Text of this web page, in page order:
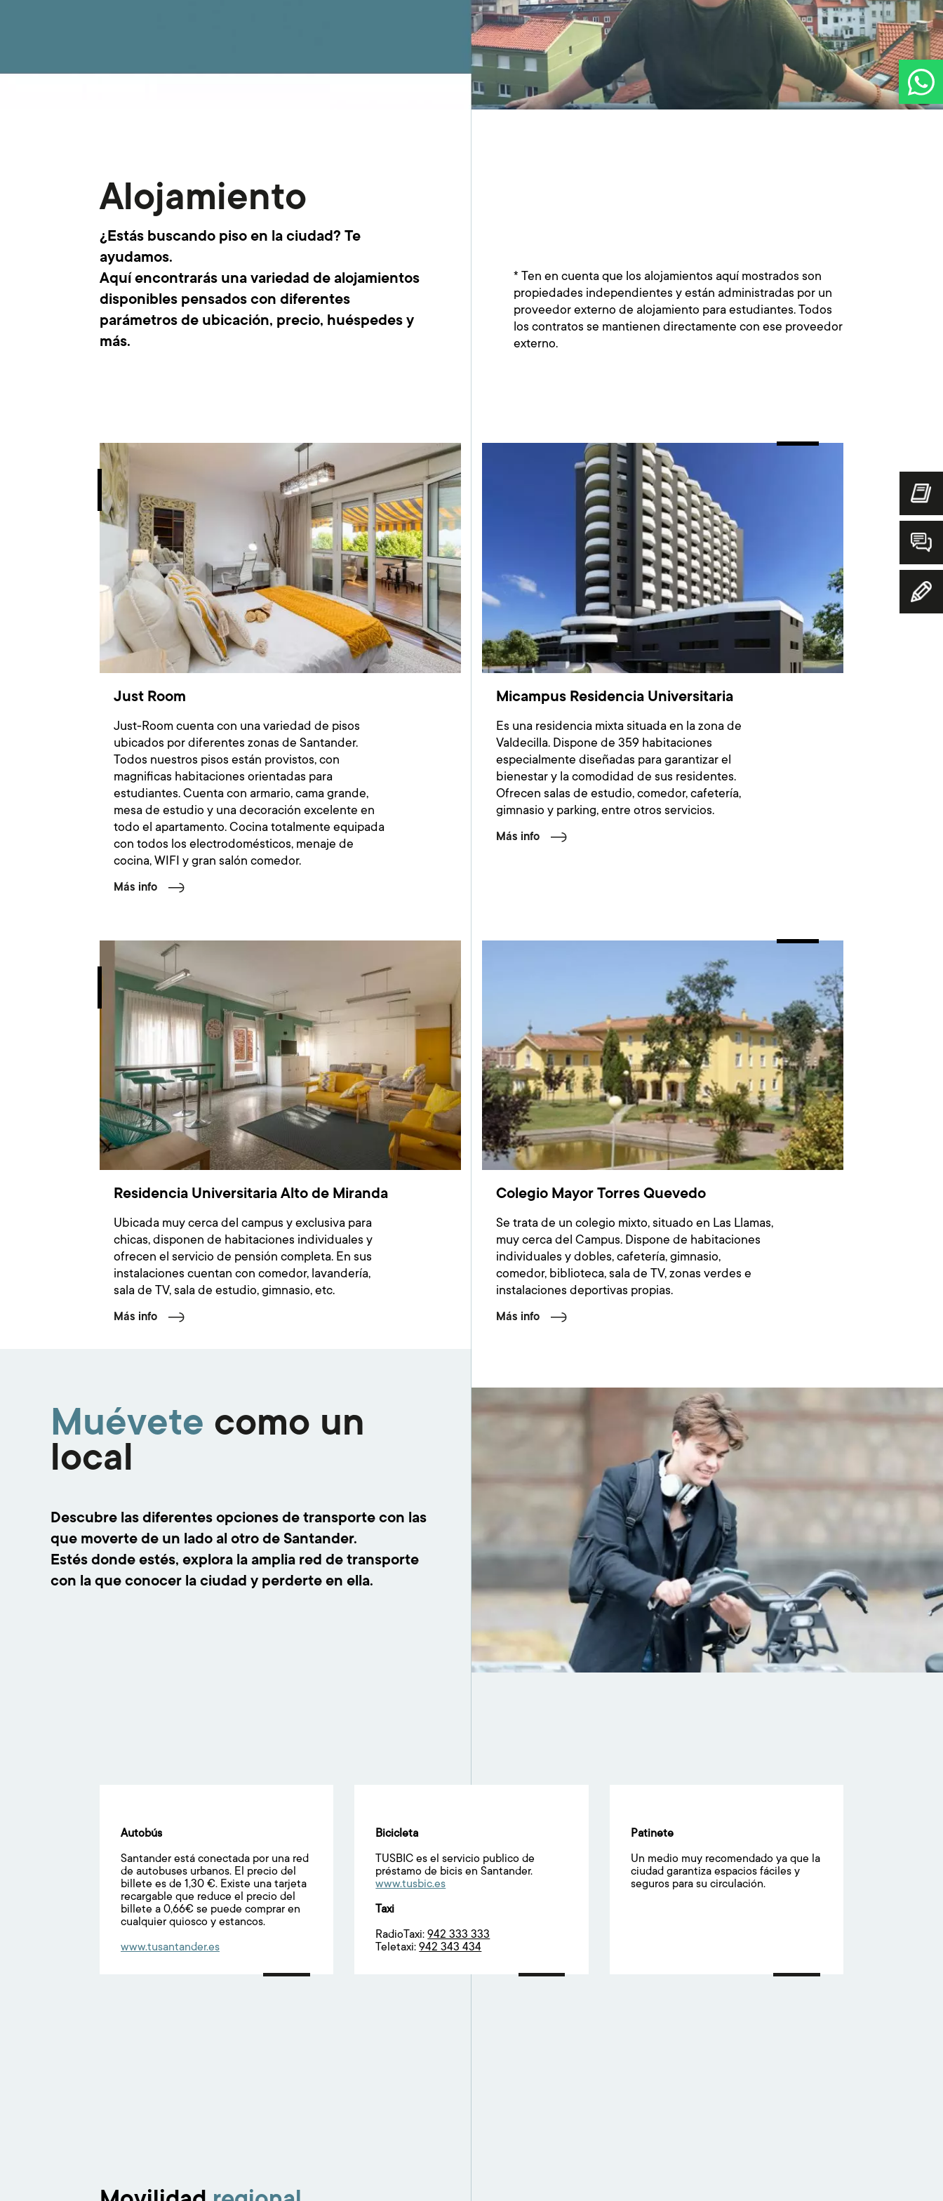
Alojamiento
¿Estás buscando piso en la ciudad? Te
ayudamos.
Aquí encontrarás una variedad de alojamientos
disponibles pensados con diferentes
parámetros de ubicación, precio, huéspedes y
más.
* Ten en cuenta que los alojamientos aquí mostrados son
propiedades independientes y están administradas por un
proveedor externo de alojamiento para estudiantes. Todos
los contratos se mantienen directamente con ese proveedor
externo.
Imagen
Just Room
Just-Room cuenta con una variedad de pisos
ubicados por diferentes zonas de Santander.
Todos nuestros pisos están provistos, con
magnificas habitaciones orientadas para
estudiantes. Cuenta con armario, cama grande,
mesa de estudio y una decoración excelente en
todo el apartamento. Cocina totalmente equipada
con todos los electrodomésticos, menaje de
cocina, WIFI y gran salón comedor.
Más info
Micampus Residencia Universitaria
Es una residencia mixta situada en la zona de
Valdecilla. Dispone de 359 habitaciones
especialmente diseñadas para garantizar el
bienestar y la comodidad de sus residentes.
Ofrecen salas de estudio, comedor, cafetería,
gimnasio y parking, entre otros servicios.
Más info
Residencia Universitaria Alto de Miranda
Ubicada muy cerca del campus y exclusiva para
chicas, disponen de habitaciones individuales y
ofrecen el servicio de pensión completa. En sus
instalaciones cuentan con comedor, lavandería,
sala de TV, sala de estudio, gimnasio, etc.
Más info
Colegio Mayor Torres Quevedo
Se trata de un colegio mixto, situado en Las Llamas,
muy cerca del Campus. Dispone de habitaciones
individuales y dobles, cafetería, gimnasio,
comedor, biblioteca, sala de TV, zonas verdes e
instalaciones deportivas propias.
Más info
Muévete como un
local
Descubre las diferentes opciones de transporte con las
que moverte de un lado al otro de Santander.
Estés donde estés, explora la amplia red de transporte
con la que conocer la ciudad y perderte en ella.
Autobús
Santander está conectada por una red
de autobuses urbanos. El precio del
billete es de 1,30 €. Existe una tarjeta
recargable que reduce el precio del
billete a 0,66€ se puede comprar en
cualquier quiosco y estancos.
www.tusantander.es
Bicicleta
TUSBIC es el servicio publico de
préstamo de bicis en Santander.
www.tusbic.es
Taxi
RadioTaxi:942 333 333
Teletaxi:942 343 434
Patinete
Un medio muy recomendado ya que la
ciudad garantiza espacios fáciles y
seguros para su circulación.